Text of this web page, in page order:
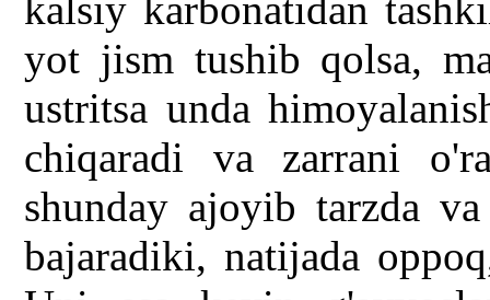
yot jism tushib qolsa,
ustritsa unda
chiqaradi va zarrani
shunday ajoyib tarzda
bajaradiki, natijada